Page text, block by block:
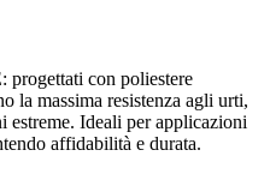
progettati con poliestere
la massima resistenza agli urti,
Ideali per applicazioni
affidabilità e durata.